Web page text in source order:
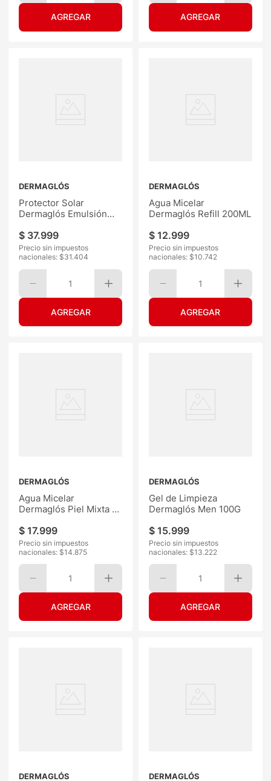
DERMAGLÓS
Protector Solar
Dermaglós Emulsión
$ 37.999
Precio sin impuestos
nacionales: $31.404
1
DERMAGLÓS
Agua Micelar
Dermaglós Refill 200ML
$ 12.999
Precio sin impuestos
nacionales: $10.742
1
DERMAGLÓS
Agua Micelar
Dermaglós Piel Mixta a
$ 17.999
Precio sin impuestos
nacionales: $14.875
1
DERMAGLÓS
Gel de Limpieza
Dermaglós Men 100G
$ 15.999
Precio sin impuestos
nacionales: $13.222
1
DERMAGLÓS DERMAGLÓS